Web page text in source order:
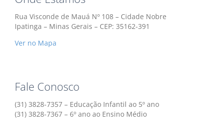
Rua Visconde de Mauá Nº 108 – Cidade Nobre
Ipatinga – Minas Gerais – CEP: 35162-391
Ver no Mapa
Fale Conosco
(31) 3828-7357 – Educação Infantil ao 5º ano
(31) 3828-7367 – 6º ano ao Ensino Médio